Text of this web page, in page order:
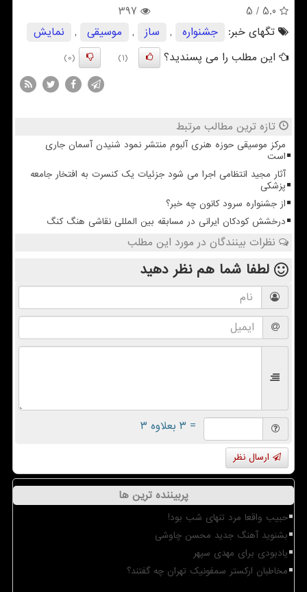
5.0
/ 5
397
تگهای خبر:
جشنواره , ساز , موسیقی ,
نمایش
این مطلب را می پسندید؟
(1)
(0)
تازه ترین مطالب مرتبط
مرکز موسیقی حوزه هنری آلبوم منتشر نمود شنیدن آسمان جاری
است
آثار مجید انتظامی اجرا می شود جزئیات یک کنسرت به افتخار جامعه
پزشکی
از جشنواره سرود کانون چه خبر؟
درخشش کودکان ایرانی در مسابقه بین المللی نقاشی هنگ کنگ
نظرات بینندگان در مورد این مطلب
لطفا شما همنظر دهید
= ۳ بعلاوه ۳
ارسال نظر
پربیننده ترین ها
حبیب واقعا مرد تنهای شب بود!
بشنوید آهنگ جدید محسن چاوشی
یادبودی برای مهدی سپهر
مخاطبان ارکستر سمفونیک تهران چه گفتند؟